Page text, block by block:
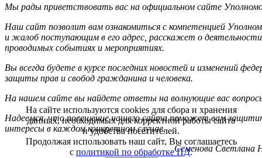
Мы рады приветствовать вас на официальном сайте
Наш сайт позволит вам ознакомиться с компетенцией
и жалоб поступающим в его адрес, расскажет о
проводимых событиях и мероприятиях.
Вы всегда будете в курсе последних новостей и изменений
защиты прав и свобод гражданина и человека.
На нашем сайте вы найдете ответы на волнующие вас
Надеемся, что посещение нашего сайта поможет вам
интересы в каждом конкретном случае.
Семенова Светлана
На сайте используются cookies для сбора и хранения
данных, необходимых для корректной работы сайта
и удобства посетителей.
Продолжая использовать наш сайт, Вы соглашаетесь
с политикой по обработке ПД.